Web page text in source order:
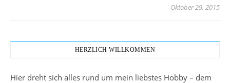
Oktober 29, 2015
HERZLICH WILLKOMMEN
Hier dreht sich alles rund um mein liebstes Hobby – dem